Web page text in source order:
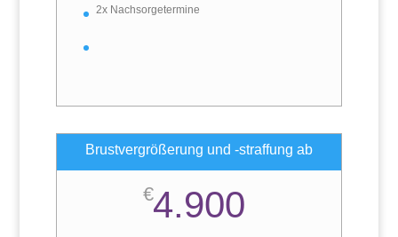
2x Nachsorgetermine
Brustvergrößerung und -straffung ab
€4.900